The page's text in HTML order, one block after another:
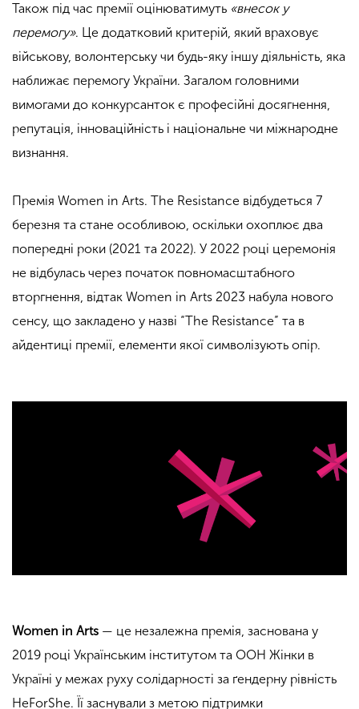
Також під час премії оцінюватимуть «внесок у
перемогу». Це додатковий критерій, який враховує
військову, волонтерську чи будь-яку іншу діяльність, яка
наближає перемогу України. Загалом головними
вимогами до конкурсанток є професійні досягнення,
репутація, інноваційність і національне чи міжнародне
визнання.
Премія Women in Arts. The Resistance відбудеться 7
березня та стане особливою, оскільки охоплює два
попередні роки (2021 та 2022). У 2022 році церемонія
не відбулась через початок повномасштабного
вторгнення, відтак Women in Arts 2023 набула нового
сенсу, що закладено у назві “The Resistance” та в
айдентиці премії, елементи якої символізують опір.
Women in Arts — це незалежна премія, заснована у
2019 році Українським інститутом та ООН Жінки в
Україні у межах руху солідарності за ґендерну рівність
HeForShe. Її заснували з метою підтримки